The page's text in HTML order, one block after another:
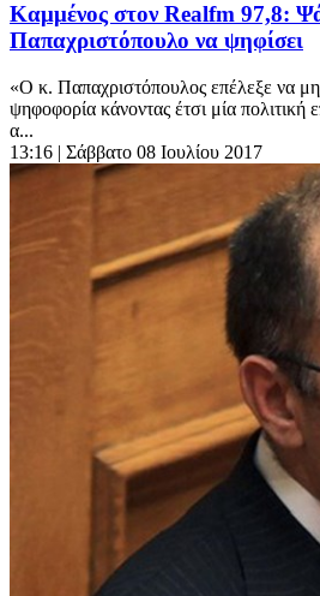
Καμμένος στον Realfm 97,8:
Παπαχριστόπουλο να ψηφίσει
«Ο κ. Παπαχριστόπουλος επέλεξε να
ψηφοφορία κάνοντας έτσι μία πολιτική
α...
13:16 | Σάββατο 08 Ιουλίου 2017